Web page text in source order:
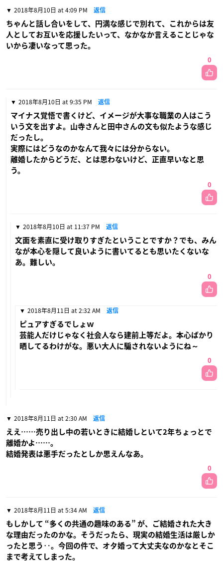
2018年8月10日 at 4:09 PM 返信
ちゃんと話し合いをして、円満な感じで別れて、これからは友
人としてお互いを応援したいって、なかなか言えることじゃな
いから凄いなって思った。
0
2018年8月10日 at 9:35 PM 返信
マイナス覚悟で書くけど、イメージが大事な職業の人はこう
いう文を出すよ。山寺さんと田中さんの文も似たような感じ
だったし。
実際にはどうなのかなんて我々には分からない。
離婚したからどうだ、とは思わないけど、正直早いなと思
う。
0
2018年8月10日 at 11:37 PM 返信
文面を素直に受け取りすぎたということですか？でも、みん
なが本心を隠して良いように書いてるとも思いたくないな
あ。難しい。
0
2018年8月11日 at 2:32 AM 返信
ピュアすぎるでしょｗ
芸能人だけじゃなく社会人なら建前上等だよ。本心ばかり
晒してるわけがな。悪い大人に騙されないようにね～
0
2018年8月11日 at 2:30 AM 返信
ええ……売り出し中の若いときに結婚しといて2年ちょっとで
離婚かよ……。
結婚発表は悪手だったとしか思えんなあ。
0
2018年8月11日 at 5:34 AM 返信
もしかして “多くの共通の趣味のある” が、ご結婚された大き
な理由だったのかな。そうだったら、現実の結婚生活は厳しか
ったと思う‥。今回の件で、オタ婚って大丈夫なのかなとそこ
まで考えてしまった。